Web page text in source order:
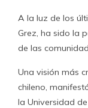
A la luz de los
Grez, ha sido la
de las
Una visión más
chileno,
la Universidad